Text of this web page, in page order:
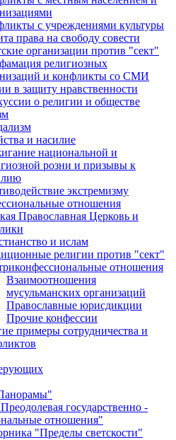
с учреждениями культуры
права на свободу совести
организации против "сект"
религиозных
и конфликты со СМИ
в защиту нравственности
о религии и обществе
и насилие
национальной и
розни и призывы к
экстремизму
отношения
Православная Церковь и
и ислам
религии против "сект"
отношения
Взаимоотношения
мусульманских организаций
Православные юрисдикции
Прочие конфессии
примеры сотрудничества и
государственно -
отношения"
"Пределы светскости"